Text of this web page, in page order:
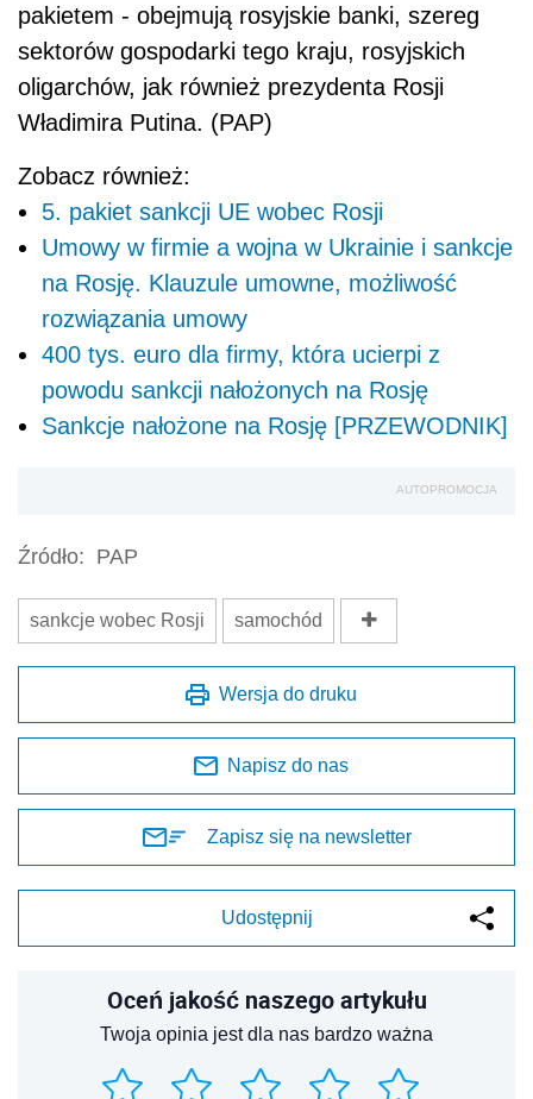
pakietem - obejmują rosyjskie banki, szereg
sektorów gospodarki tego kraju, rosyjskich
oligarchów, jak również prezydenta Rosji
Władimira Putina. (PAP)
Zobacz również:
5. pakiet sankcji UE wobec Rosji
Umowy w firmie a wojna w Ukrainie i sankcje
na Rosję. Klauzule umowne, możliwość
rozwiązania umowy
400 tys. euro dla firmy, która ucierpi z
powodu sankcji nałożonych na Rosję
Sankcje nałożone na Rosję [PRZEWODNIK]
AUTOPROMOCJA
Źródło: PAP
sankcje wobec Rosji samochód
Wersja do druku
Napisz do nas
Zapisz się na newsletter
Udostępnij
Oceń jakość naszego artykułu
Twoja opinia jest dla nas bardzo ważna